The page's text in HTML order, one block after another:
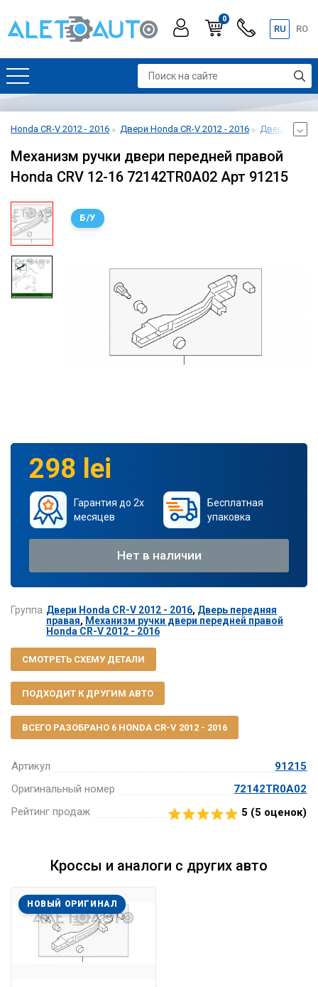
0
RU RO
Honda CR-V 2012 - 2016 Двери Honda CR-V 2012 - 2016 Дверь
Механизм ручки двери передней правой
Honda CRV 12-16 72142TR0A02 Арт 91215
Б/У
Артикул
91215
Оригинальный номер
72142TR0A02
Рейтинг продаж
5 (5 оценок)
298 lei
Гарантия до 2х
месяцев
Бесплатная
упаковка
Нет в наличии
Группа Двери Honda CR-V 2012 - 2016, Дверь передняя
правая, Механизм ручки двери передней правой
Honda CR-V 2012 - 2016
СМОТРЕТЬ СХЕМУ ДЕТАЛИ
ПОДХОДИТ К ДРУГИМ АВТО
ВСЕГО РАЗОБРАНО 6 HONDA CR-V 2012 - 2016
Кроссы и аналоги с других авто
НОВЫЙ ОРИГИНАЛ